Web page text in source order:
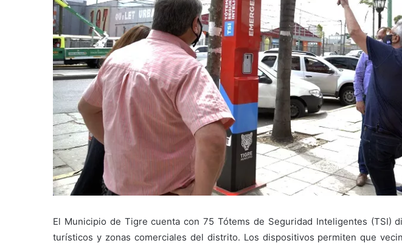
El Municipio de Tigre cuenta con 75 Tótems de Seguridad Inteligentes (TSI)
turísticos y zonas comerciales del distrito. Los dispositivos permiten que